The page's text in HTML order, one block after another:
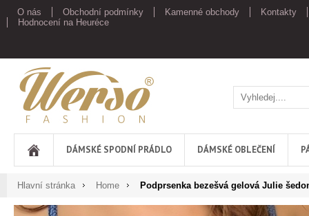
O nás Obchodní podmínky Kamenné obchody
Kontakty
Hodnocení na Heuréce
Werso
DÁMSKÉ SPODNÍ PRÁDLO DÁMSKÉ OBLEČENÍ
Hlavní stránka Home Podprsenka bezešvá gelová Julie